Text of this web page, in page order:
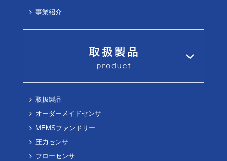
事業紹介
取扱製品
オーダーメイドセンサ
MEMSファンドリー
圧力センサ
フローセンサ